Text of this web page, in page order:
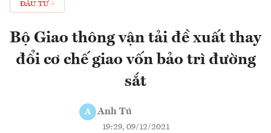
ĐẦU TƯ
Bộ Giao thông vận tải đề xuất thay
đổi cơ chế giao vốn bảo trì đường
sắt
A Anh Tú
19:29, 09/12/2021